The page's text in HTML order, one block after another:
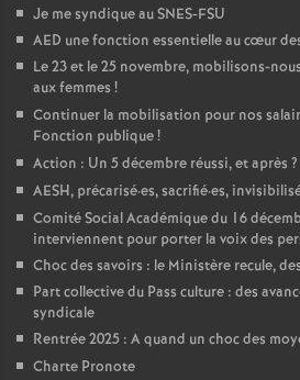
Je me syndique au SNES-FSU
AED une fonction essentielle au cœur
Le 23 et le 25 novembre, mobilisons-
aux femmes !
Continuer la mobilisation pour nos
Fonction publique!
Action : Un 5 décembre réussi, et après ?
AESH, précarisé·es, sacrifié·es,
Comité Social Académique du 16
interviennent pour porter la voix des
Choc des savoirs : le Ministère recule,
Part collective du Pass culture : des
syndicale
Rentrée 2025 : A quand un choc des
Charte Pronote